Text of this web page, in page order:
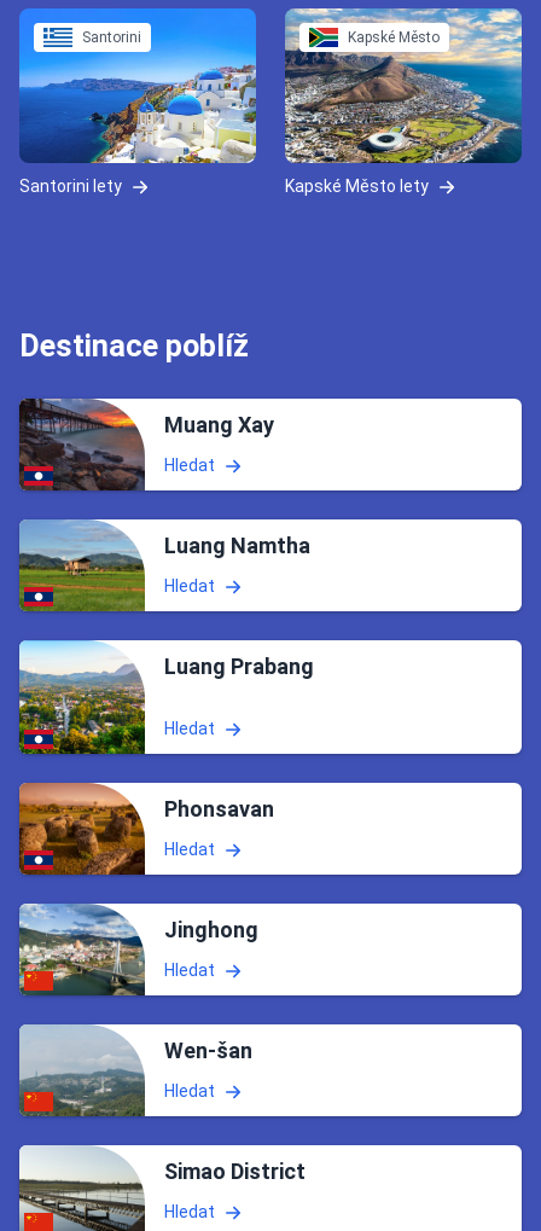
Santorini
Santorini lety
Kapské Město
Kapské Město lety
Destinace poblíž
Muang Xay
Hledat
Luang Namtha
Hledat
Luang Prabang
Hledat
Phonsavan
Hledat
Jinghong
Hledat
Wen-šan
Hledat
Simao District
Hledat